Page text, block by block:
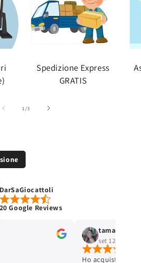
Spedizione Express
GRATIS
1/su
3
Google Reviews
tamara selis
set 12, 2025
Ho acquistato